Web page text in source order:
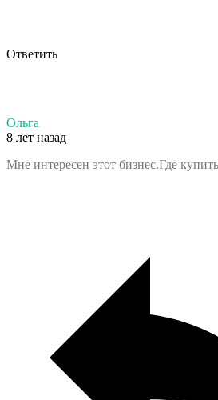
Ответить
Ольга
8 лет назад
Мне интересен этот бизнес.Где